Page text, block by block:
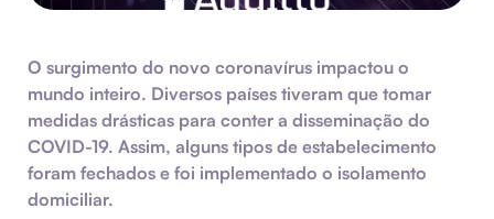
O surgimento do novo coronavírus impactou o
mundo inteiro. Diversos países tiveram que tomar
medidas drásticas para conter a disseminação do
COVID-19. Assim, alguns tipos de estabelecimento
foram fechados e foi implementado o isolamento
domiciliar.